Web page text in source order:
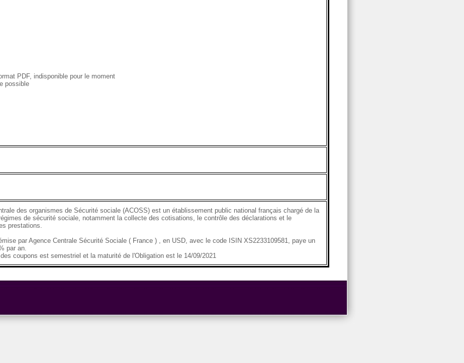
PDF, indisponible pour le moment
possible
des organismes de Sécurité sociale (ACOSS) est un établissement public national français chargé de la
de sécurité sociale, notamment la collecte des cotisations, le contrôle des déclarations et le
prestations.
par Agence Centrale Sécurité Sociale ( France ) , en USD, avec le code ISIN XS2233109581, paye un
par an.
coupons est semestriel et la maturité de l'Obligation est le 14/09/2021